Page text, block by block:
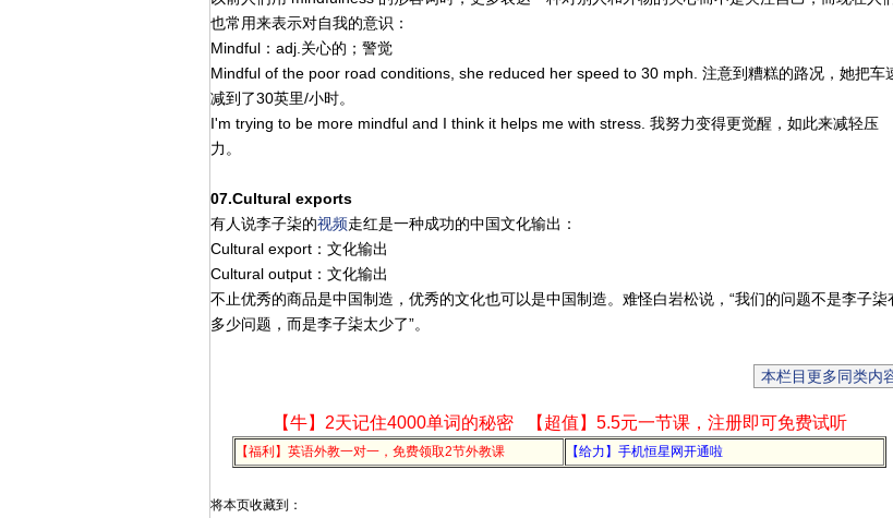
也常用来表示对自我的意识：
Mindful：adj.关心的；警觉
Mindful of the poor road conditions, she reduced her speed to 30 mph. 注意到糟糕的路况，她把车
减到了30英里/小时。
I'm trying to be more mindful and I think it helps me with stress. 我努力变得更觉醒，如此来减轻压
力。
07.Cultural exports
有人说李子柒的视频走红是一种成功的中国文化输出：
Cultural export：文化输出
Cultural output：文化输出
不止优秀的商品是中国制造，优秀的文化也可以是中国制造。难怪白岩松说，“我们的问题不是李子柒
多少问题，而是李子柒太少了”。
本栏目更多同类内
【牛】2天记住4000单词的秘密 【超值】5.5元一节课，注册即可免费试听
【福利】英语外教一对一，免费领取2节外教课 【给力】手机恒星网开通啦
将本页收藏到：